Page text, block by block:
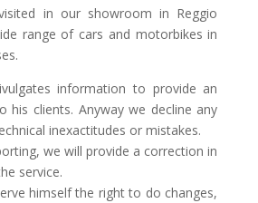
in our showroom in Reggio
range of cars and motorbikes in
information to provide an
his clients. Anyway we decline any
inexactitudes or mistakes.
we will provide a correction in
service.
himself the right to do changes,